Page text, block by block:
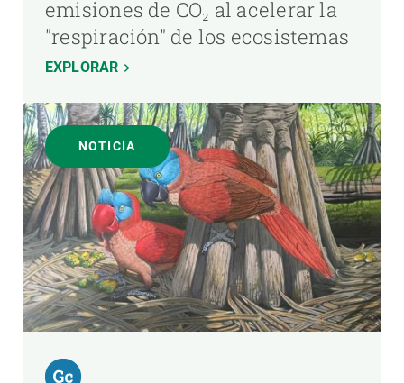
emisiones de CO₂ al acelerar la
"respiración" de los ecosistemas
EXPLORAR
NOTICIA